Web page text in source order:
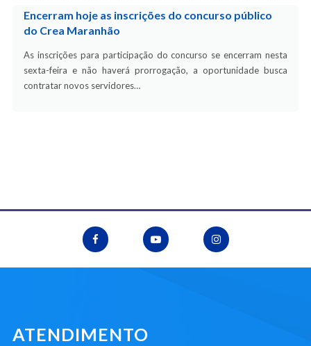
Encerram hoje as inscrições do concurso público
do Crea Maranhão
As inscrições para participação do concurso se encerram nesta
sexta-feira e não haverá prorrogação, a oportunidade busca
contratar novos servidores…
ATENDIMENTO